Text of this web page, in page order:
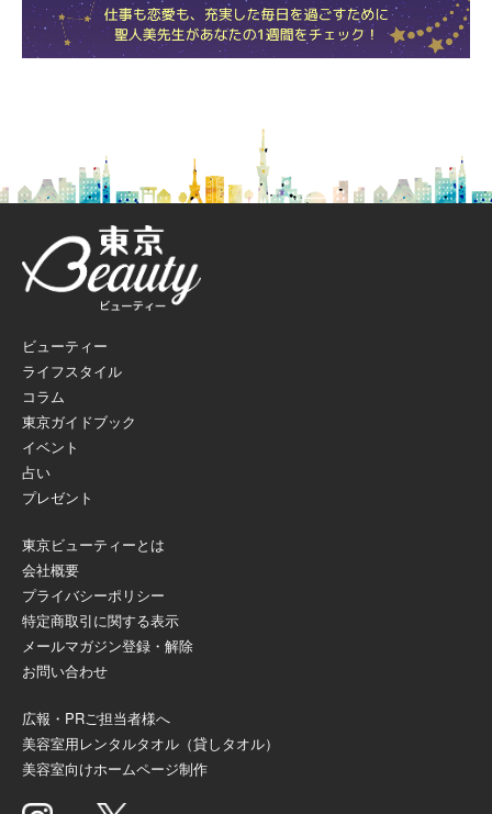
ビューティー
ライフスタイル
コラム
東京ガイドブック
イベント
占い
プレゼント
東京ビューティーとは
会社概要
プライバシーポリシー
特定商取引に関する表示
メールマガジン登録・解除
お問い合わせ
広報・PRご担当者様へ
美容室用レンタルタオル（貸しタオル）
美容室向けホームページ制作